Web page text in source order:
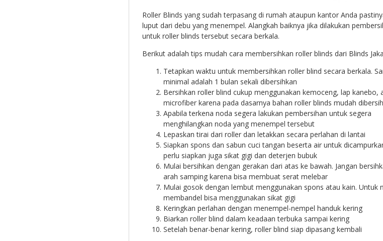
Roller Blinds yang sudah terpasang di rumah ataupun kantor Anda
luput dari debu yang menempel. Alangkah baiknya jika dilakukan
untuk roller blinds tersebut secara berkala.
Berikut adalah tips mudah cara membersihkan roller blinds dari Blinds
Tetapkan waktu untuk membersihkan roller blind secara berkala.
minimal adalah 1 bulan sekali dibersihkan
Bersihkan roller blind cukup menggunakan kemoceng, lap kanebo,
microfiber karena pada dasarnya bahan roller blinds mudah
Apabila terkena noda segera lakukan pembersihan untuk segera
menghilangkan noda yang menempel tersebut
Lepaskan tirai dari roller dan letakkan secara perlahan di lantai
Siapkan spons dan sabun cuci tangan beserta air untuk
perlu siapkan juga sikat gigi dan deterjen bubuk
Mulai bersihkan dengan gerakan dari atas ke bawah. Jangan
arah samping karena bisa membuat serat melebar
Mulai gosok dengan lembut menggunakan spons atau kain. Untuk
membandel bisa menggunakan sikat gigi
Keringkan perlahan dengan menempel-nempel handuk kering
Biarkan roller blind dalam keadaan terbuka sampai kering
Setelah benar-benar kering, roller blind siap dipasang kembali